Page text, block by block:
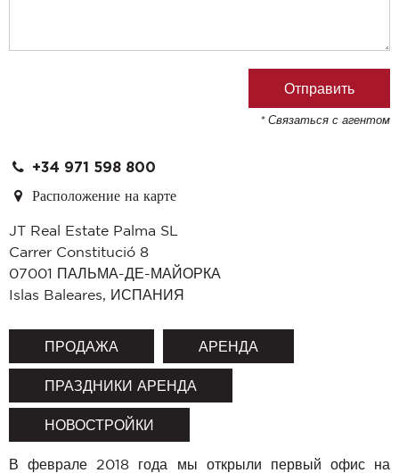
* Связаться с агентом
+34 971 598 800
Расположение на карте
JT Real Estate Palma SL
Carrer Constitució 8
07001 ПАЛЬМА-ДЕ-МАЙОРКА
Islas Baleares, ИСПАНИЯ
ПРОДАЖА АРЕНДА
ПРАЗДНИКИ АРЕНДА
НОВОСТРОЙКИ
В феврале 2018 года мы открыли первый офис на